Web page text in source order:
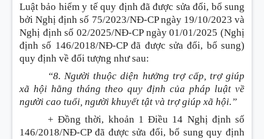
Luật bảo hiểm y tế quy định đã được sửa đổi, bổ sung
bởi Nghị định số 75/2023/NĐ-CP ngày 19/10/2023 và
Nghị định số 02/2025/NĐ-CP ngày 01/01/2025 (Nghị
định số 146/2018/NĐ-CP đã được sửa đổi, bổ sung)
quy định về đối tượng như sau:
“8. Người thuộc diện hưởng trợ cấp, trợ giúp
xã hội hằng tháng theo quy định của pháp luật về
người cao tuổi, người khuyết tật và trợ giúp xã hội.”
+ Đồng thời, khoản 1 Điều 14 Nghị định số
146/2018/NĐ-CP đã được sửa đổi, bổ sung quy định